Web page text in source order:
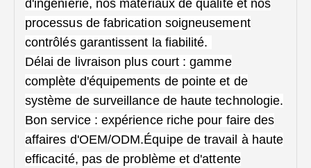
d'ingénierie, nos matériaux de qualité et nos
processus de fabrication soigneusement
contrôlés garantissent la fiabilité.
Délai de livraison plus court : gamme
complète d'équipements de pointe et de
système de surveillance de haute technologie.
Bon service : expérience riche pour faire des
affaires d'OEM/ODM.Équipe de travail à haute
efficacité, pas de problème et d'attente